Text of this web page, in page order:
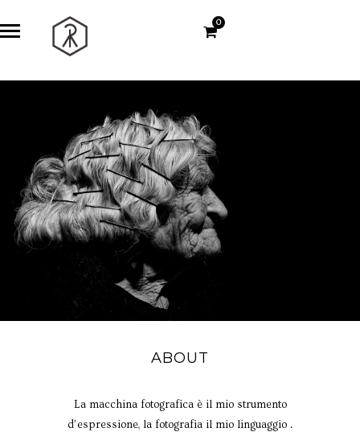
0
ABOUT
La macchina fotografica è il mio strumento
d’espressione, la fotografia il mio linguaggio .